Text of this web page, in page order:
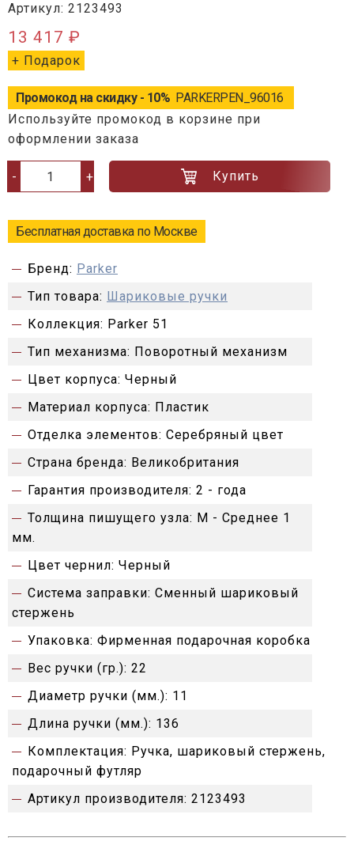
Артикул: 2123493
13 417 ₽
+ Подарок
Промокод на скидку - 10% PARKERPEN_96016
Используйте промокод в корзине при
оформлении заказа
- + Купить
Бесплатная доставка по Москве
Бренд: Parker
Тип товара: Шариковые ручки
Коллекция: Parker 51
Тип механизма: Поворотный механизм
Цвет корпуса: Черный
Материал корпуса: Пластик
Отделка элементов: Серебряный цвет
Страна бренда: Великобритания
Гарантия производителя: 2 - года
Толщина пишущего узла: M - Среднее 1
мм.
Цвет чернил: Черный
Система заправки: Сменный шариковый
стержень
Упаковка: Фирменная подарочная коробка
Вес ручки (гр.): 22
Диаметр ручки (мм.): 11
Длина ручки (мм.): 136
Комплектация: Ручка, шариковый стержень,
подарочный футляр
Артикул производителя: 2123493